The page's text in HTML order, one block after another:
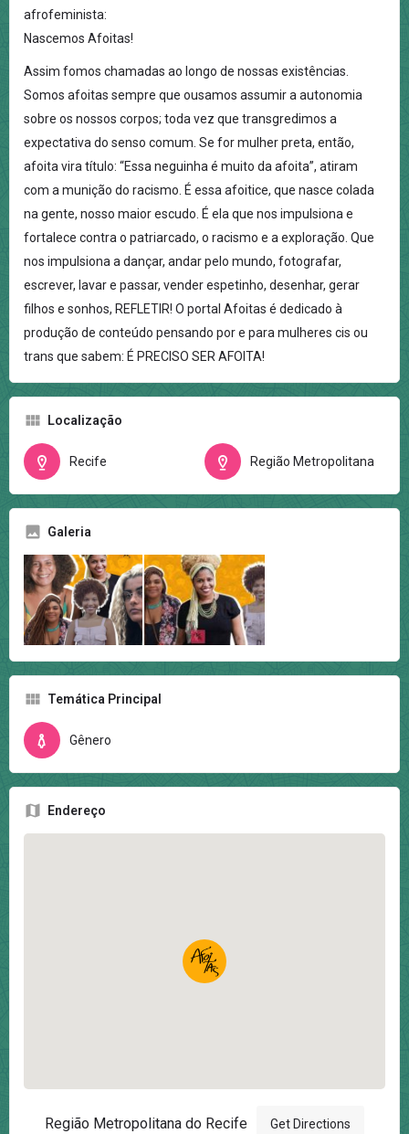
afrofeminista:
Nascemos Afoitas!
Assim fomos chamadas ao longo de nossas existências.
Somos afoitas sempre que ousamos assumir a autonomia
sobre os nossos corpos; toda vez que transgredimos a
expectativa do senso comum. Se for mulher preta, então,
afoita vira título: “Essa neguinha é muito da afoita”, atiram
com a munição do racismo. É essa afoitice, que nasce colada
na gente, nosso maior escudo. É ela que nos impulsiona e
fortalece contra o patriarcado, o racismo e a exploração. Que
nos impulsiona a dançar, andar pelo mundo, fotografar,
escrever, lavar e passar, vender espetinho, desenhar, gerar
filhos e sonhos, REFLETIR! O portal Afoitas é dedicado à
produção de conteúdo pensando por e para mulheres cis ou
trans que sabem: É PRECISO SER AFOITA!
Localização
Recife Região Metropolitana
Galeria
Temática Principal
Gênero
Endereço
Região Metropolitana do Recife Get Directions